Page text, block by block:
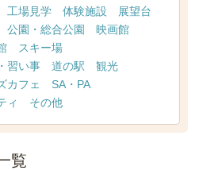
工場見学 体験施設
展望台
公園・総合公園
映画館
スキー場
習い事 道の駅
観光
カフェ
SA・PA
ィ その他
覧